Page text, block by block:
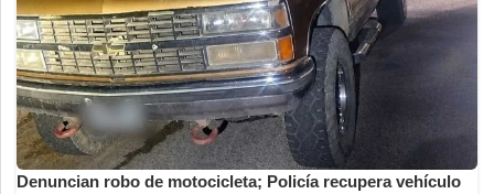
Denuncian robo de motocicleta; Policía recupera vehículo